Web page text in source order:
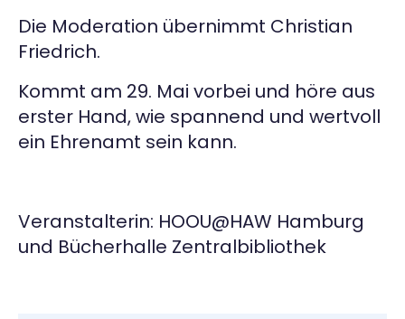
Die Moderation übernimmt Christian
Friedrich.
Kommt am 29. Mai vorbei und höre aus
erster Hand, wie spannend und wertvoll
ein Ehrenamt sein kann.
Veranstalterin: HOOU@HAW Hamburg
und Bücherhalle Zentralbibliothek